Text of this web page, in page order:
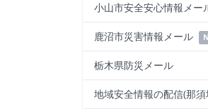
小山市安全安心情報メー
鹿沼市災害情報メール
栃木県防災メール
地域安全情報の配信(那